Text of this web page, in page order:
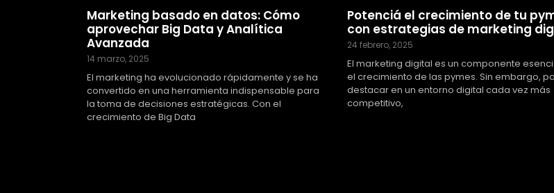
Marketing basado en datos: Cómo
aprovechar Big Data y Analítica
Avanzada
14 marzo, 2025
El marketing ha evolucionado rápidamente y se ha
convertido en una herramienta indispensable para
la toma de decisiones estratégicas. Con el
crecimiento de Big Data
Potenciá el crecimiento de tu
con estrategias de marketing
24 febrero, 2025
El marketing digital es un componente
el crecimiento de las pymes. Sin embargo,
destacar en un entorno digital cada vez más
competitivo,